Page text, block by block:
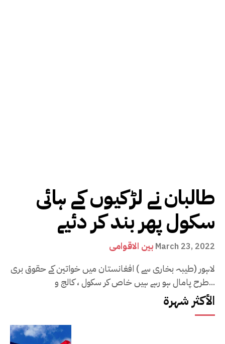
طالبان نے لڑکیوں کے ہائی
سکول پھر بند کر دئیے
بین الاقوامی March 23, 2022
لاہور (طیبہ بخاری سے ) افغانستان میں خواتین کے حقوق بری
طرح پامال ہو رہے ہیں خاص کر سکول ، کالج و...
الأكثر شهرة